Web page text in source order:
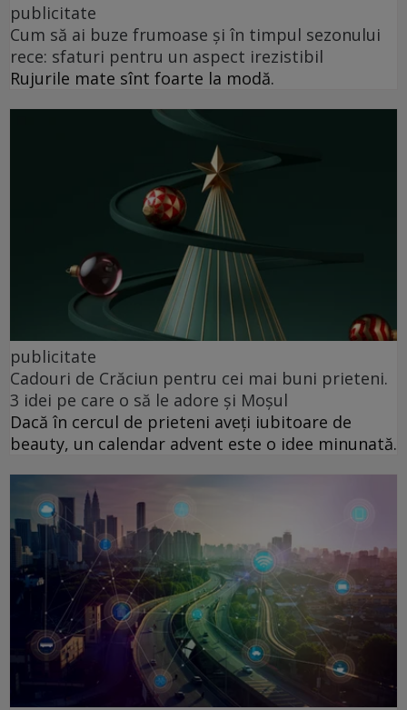
publicitate
Cum să ai buze frumoase şi în timpul sezonului
rece: sfaturi pentru un aspect irezistibil
Rujurile mate sînt foarte la modă.
publicitate
Cadouri de Crăciun pentru cei mai buni prieteni.
3 idei pe care o să le adore și Moșul
Dacă în cercul de prieteni aveți iubitoare de
beauty, un calendar advent este o idee minunată.